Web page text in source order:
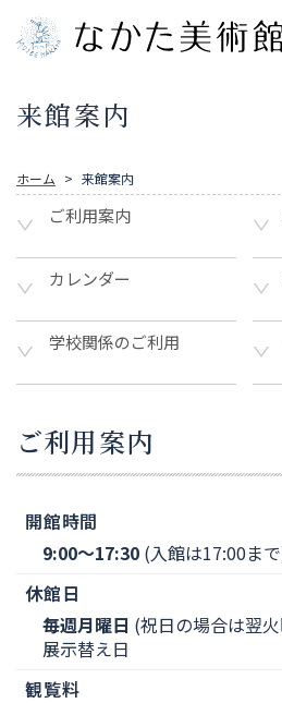
来館案内
ホーム 来館案内
ご利用案内
カレンダー
学校関係のご利用
ご利用案内
開館時間
9:00～17:30 (入館は17:00ま
休館日
毎週月曜日 (祝日の場合は翌
展示替え日
観覧料